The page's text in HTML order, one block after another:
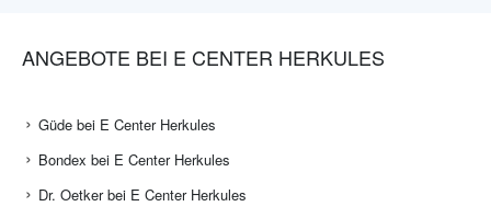
ANGEBOTE BEI E CENTER HERKULES
Güde bei E Center Herkules
Bondex bei E Center Herkules
Dr. Oetker bei E Center Herkules